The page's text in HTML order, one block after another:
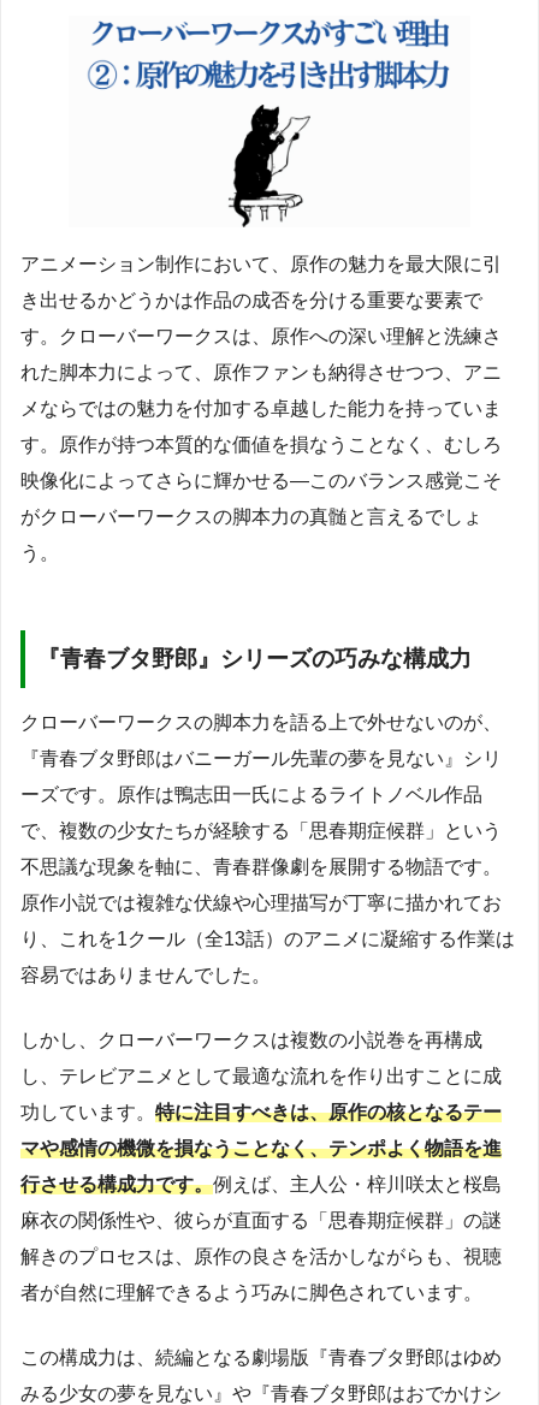
アニメーション制作において、原作の魅力を最大限に引
き出せるかどうかは作品の成否を分ける重要な要素で
す。クローバーワークスは、原作への深い理解と洗練さ
れた脚本力によって、原作ファンも納得させつつ、アニ
メならではの魅力を付加する卓越した能力を持っていま
す。原作が持つ本質的な価値を損なうことなく、むしろ
映像化によってさらに輝かせる—このバランス感覚こそ
がクローバーワークスの脚本力の真髄と言えるでしょ
う。
『青春ブタ野郎』シリーズの巧みな構成力
クローバーワークスの脚本力を語る上で外せないのが、
『青春ブタ野郎はバニーガール先輩の夢を見ない』シリ
ーズです。原作は鴨志田一氏によるライトノベル作品
で、複数の少女たちが経験する「思春期症候群」という
不思議な現象を軸に、青春群像劇を展開する物語です。
原作小説では複雑な伏線や心理描写が丁寧に描かれてお
り、これを1クール（全13話）のアニメに凝縮する作業は
容易ではありませんでした。
しかし、クローバーワークスは複数の小説巻を再構成
し、テレビアニメとして最適な流れを作り出すことに成
功しています。 特に注目すべきは、原作の核となるテー
マや感情の機微を損なうことなく、テンポよく物語を進
行させる構成力です。例えば、主人公・梓川咲太と桜島
麻衣の関係性や、彼らが直面する「思春期症候群」の謎
解きのプロセスは、原作の良さを活かしながらも、視聴
者が自然に理解できるよう巧みに脚色されています。
この構成力は、続編となる劇場版『青春ブタ野郎はゆめ
みる少女の夢を見ない』や『青春ブタ野郎はおでかけシ